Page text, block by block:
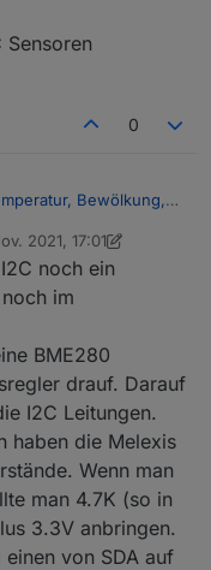
Sensoren
0
Bewölkung,
der Sensor
Slow I2C
leider hat es bei mir
es noch mal
den ESP
I2C Sensoren
2021, 17:01
klassisch11. Sept. 2021,
noch ein
im
BME280
drauf. Darauf
I2C Leitungen.
haben die Melexis
Wenn man
man 4.7K (so in
3.3V anbringen.
von SDA auf